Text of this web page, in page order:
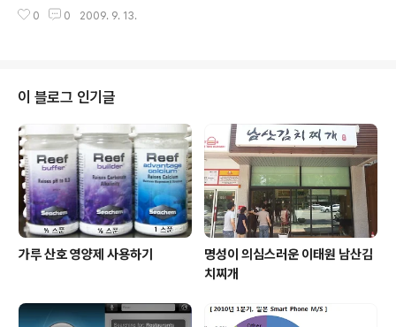
그러는지 손님도 그렇게 많지 않았으며, 옆으로 쉬원한 서
해보니, 유명한 곳이며 부산과 제주에도 동일한 곳이 있었
적이다. 전체적인 분위기는 요즘 별다방과 콩다방 등으로
대표되는 Self Coffe Shop보다는 오래된 Cafe와 같은
느낌이다. 생각했던 것보다 훨씬 크며, 어둡다. 평일 11시부
터 2시까지는 런치메뉴가 적용된다. Hand Drip Coffee
를 좋아하는 분은 '커피애 하우스 블렌드'를 주문하면 된..
0 0 2009. 9. 13.
이 블로그 인기글
가루 산호 영양제 사용하기
명성이 의심스러운 이태원 남산김
치찌개